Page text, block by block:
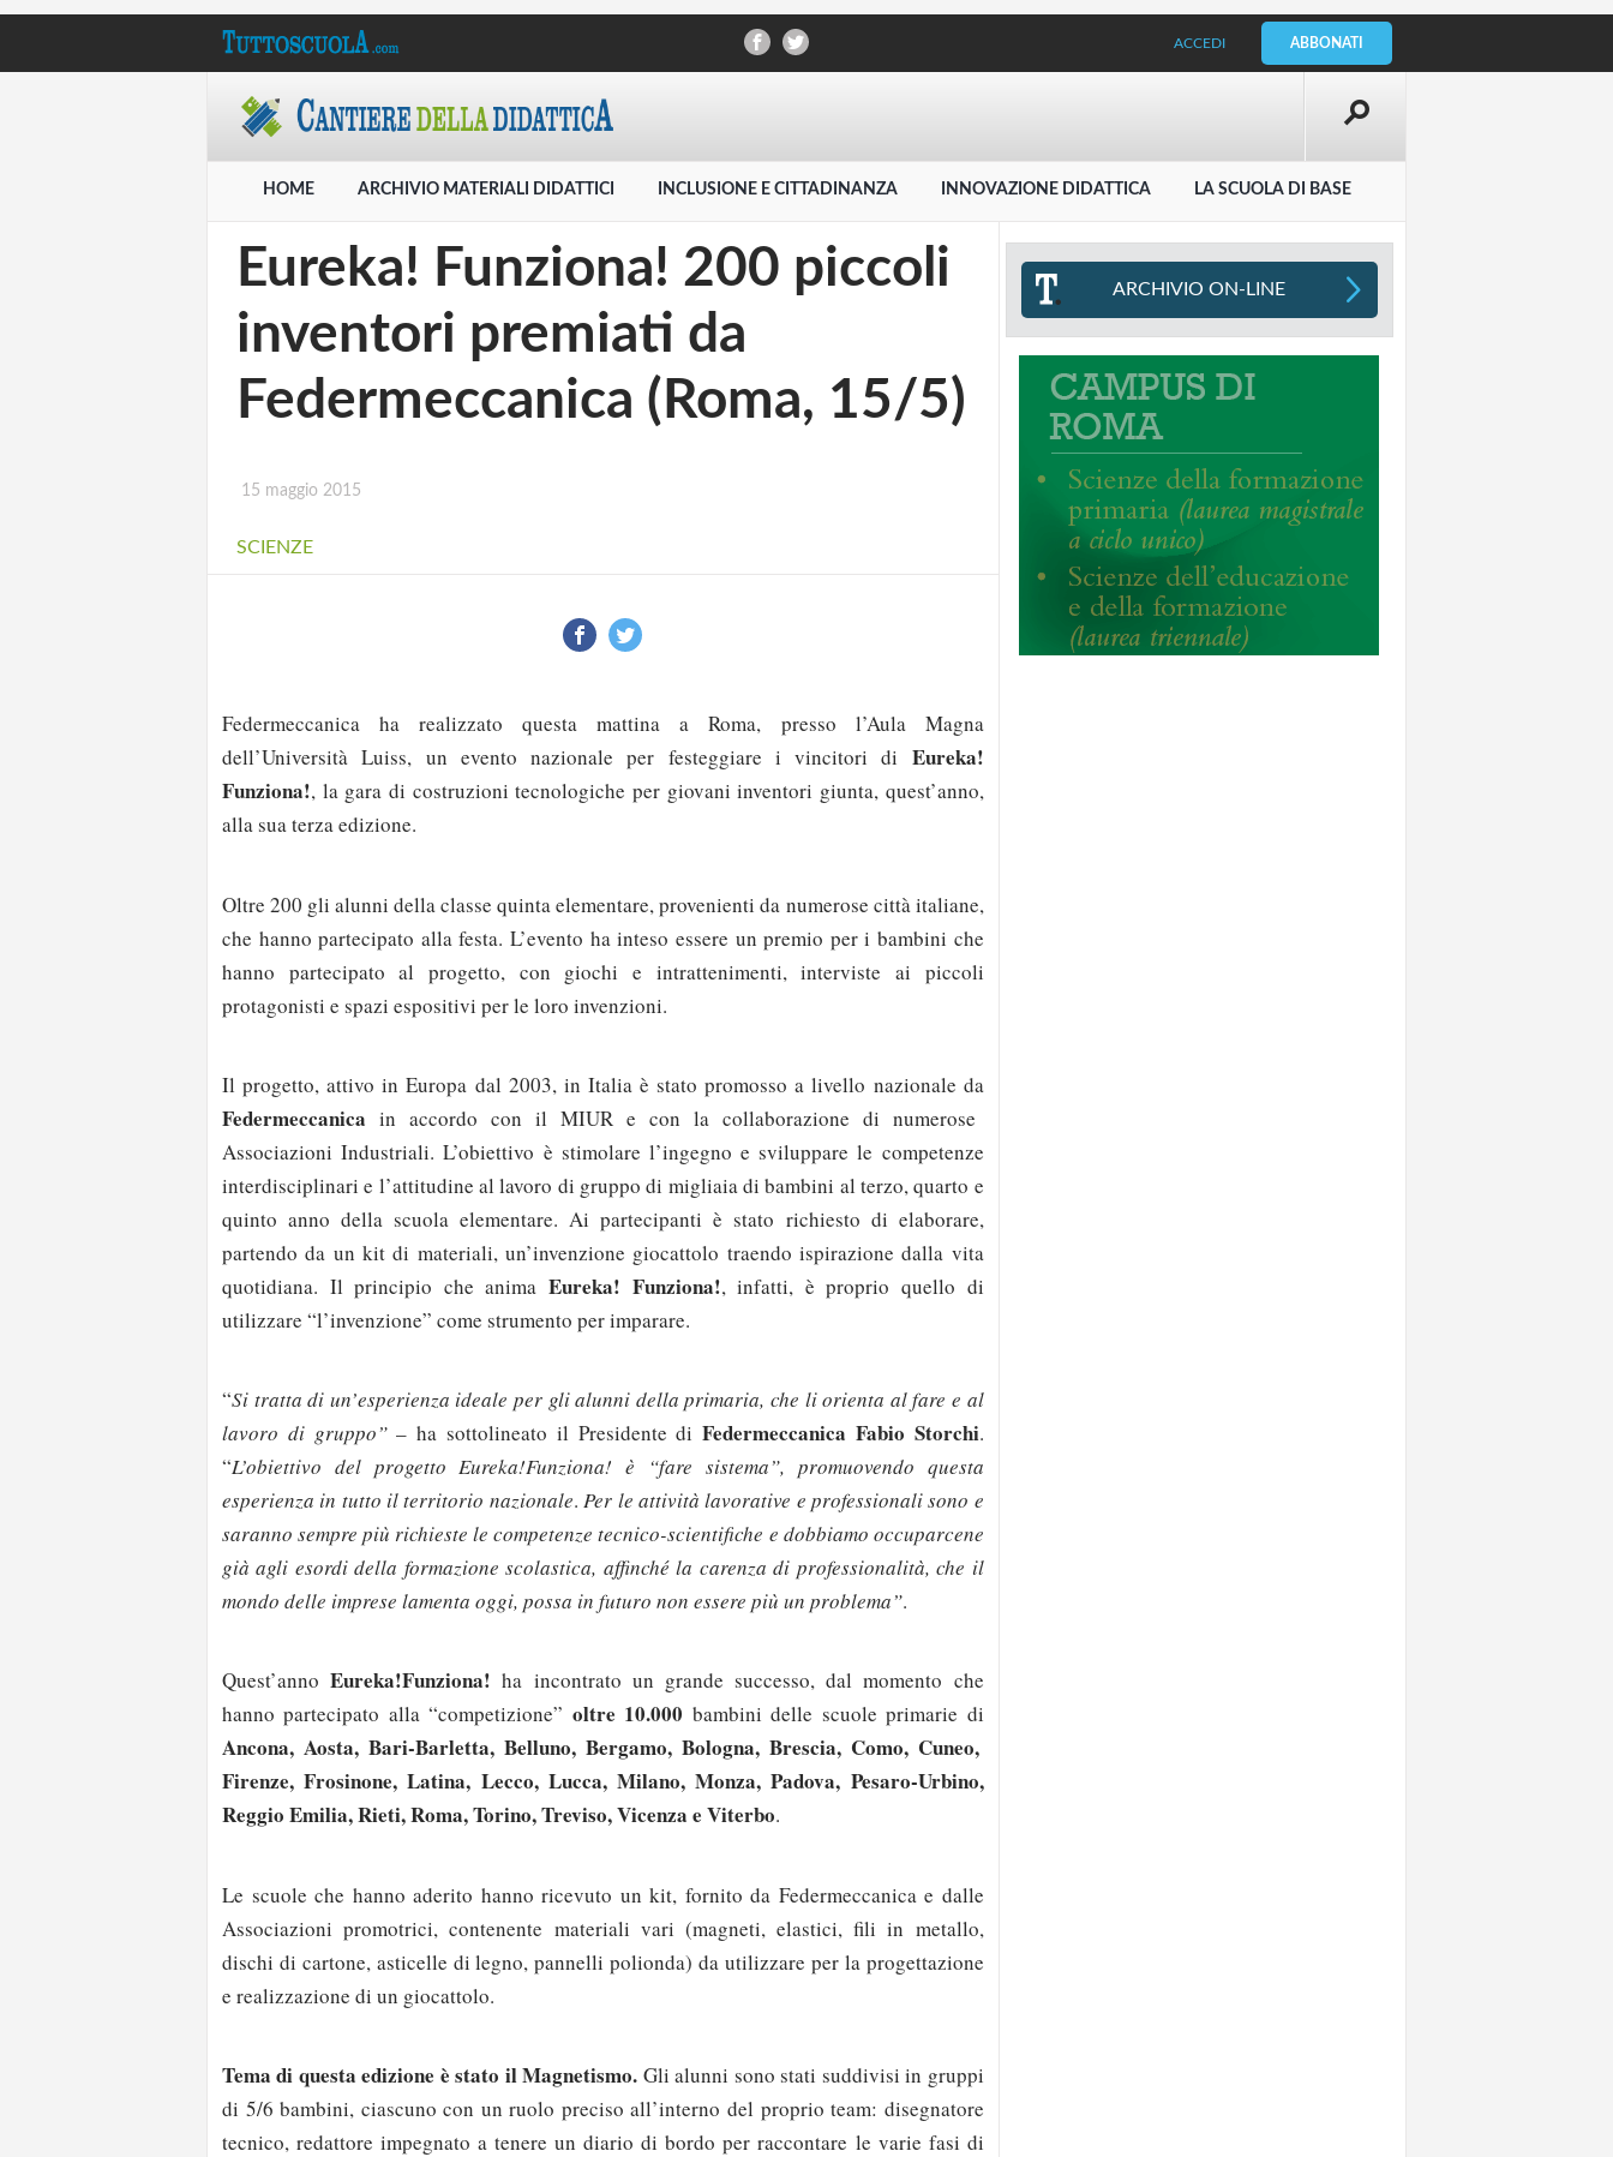
ACCEDI ABBONATI
HOME ARCHIVIO MATERIALI DIDATTICI INCLUSIONE E CITTADINANZA INNOVAZIONE DIDATTICA LA SCUOLA DI BASE
Eureka! Funziona! 200 piccoli
inventori premiati da
Federmeccanica (Roma, 15/5)
15 maggio 2015
SCIENZE
Federmeccanica ha realizzato questa mattina a Roma, presso l’Aula Magna
dell’Università Luiss, un evento nazionale per festeggiare i vincitori di Eureka!
Funziona!, la gara di costruzioni tecnologiche per giovani inventori giunta, quest’anno,
alla sua terza edizione.
Oltre 200 gli alunni della classe quinta elementare, provenienti da numerose città italiane,
che hanno partecipato alla festa. L’evento ha inteso essere un premio per i bambini che
hanno partecipato al progetto, con giochi e intrattenimenti, interviste ai piccoli
protagonisti e spazi espositivi per le loro invenzioni.
Il progetto, attivo in Europa dal 2003, in Italia è stato promosso a livello nazionale da
Federmeccanica in accordo con il MIUR e con la collaborazione di numerose
Associazioni Industriali. L’obiettivo è stimolare l’ingegno e sviluppare le competenze
interdisciplinari e l’attitudine al lavoro di gruppo di migliaia di bambini al terzo, quarto e
quinto anno della scuola elementare. Ai partecipanti è stato richiesto di elaborare,
partendo da un kit di materiali, un’invenzione giocattolo traendo ispirazione dalla vita
quotidiana. Il principio che animaEureka! Funziona!, infatti, è proprio quello di
utilizzare “l’invenzione” come strumento per imparare.
“Si tratta di un’esperienza ideale per gli alunni della primaria, che li orienta al fare e al
lavoro di gruppo”– ha sottolineato il Presidente diFedermeccanica Fabio Storchi.
“L’obiettivo del progetto Eureka!Funziona!è “fare sistema”, promuovendo questa
esperienza in tutto il territorio nazionale.Per le attività lavorative e professionalisono e
saranno sempre più richieste le competenze tecnico-scientifiche e dobbiamo occuparcene
già agli esordi della formazione scolastica, affinché la carenza di professionalità, che il
mondo delle imprese lamenta oggi, possa in futuro non essere più un problema”.
Quest’annoEureka!Funziona! ha incontrato un grande successo, dal momento che
hanno partecipato alla “competizione” oltre 10.000 bambini delle scuole primarie di
Ancona, Aosta, Bari-Barletta, Belluno, Bergamo, Bologna, Brescia, Como, Cuneo,
Firenze, Frosinone, Latina, Lecco, Lucca, Milano, Monza, Padova, Pesaro-Urbino,
Reggio Emilia, Rieti, Roma, Torino, Treviso, Vicenza e Viterbo.
Le scuole che hanno aderito hanno ricevuto un kit, fornito da Federmeccanica e dalle
Associazioni promotrici, contenente materiali vari (magneti, elastici, fili in metallo,
dischi di cartone, asticelle di legno, pannelli polionda) da utilizzare per la progettazione
e realizzazione di un giocattolo.
Tema di questa edizione è stato il Magnetismo. Gli alunni sono stati suddivisi in gruppi
di 5/6 bambini, ciascuno con un ruolo preciso all’interno del proprio team: disegnatore
tecnico, redattore impegnato a tenere un diario di bordo per raccontare le varie fasi di
ARCHIVIO ON-LINE